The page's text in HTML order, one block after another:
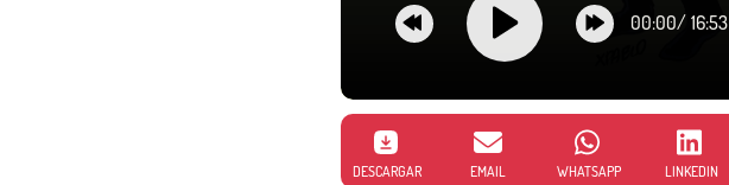
00:00/ 16:53
DESCARGAR EMAIL WHATSAPP LINKEDIN